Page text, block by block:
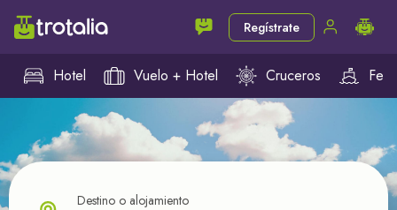
Regístrate
Hotel Vuelo + Hotel Cruceros
Destino o alojamiento